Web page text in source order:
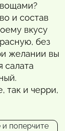
и состав
вкусу
без
желании вы
салата
так и черри,